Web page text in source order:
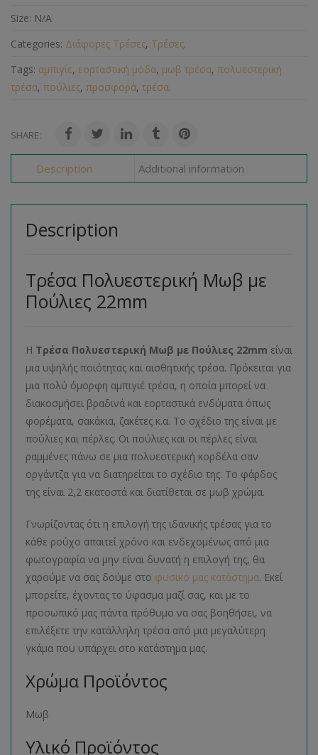
Size: N/A
Categories: Διάφορες Τρέσες, Τρέσες.
Tags: αμπιγίε, εορταστική μόδα, μωβ τρέσα, πολυεστερική
τρέσα, πούλιες, προσφορά, τρέσα.
SHARE:
Description Additional information
Description
Τρέσα Πολυεστερική Μωβ με
Πούλιες 22mm
Η Τρέσα Πολυεστερική Μωβ με Πούλιες 22mm είναι
μια υψηλής ποιότητας και αισθητικής τρέσα. Πρόκειται για
μια πολύ όμορφη αμπιγιέ τρέσα, η οποία μπορεί να
διακοσμήσει βραδινά και εορταστικά ενδύματα όπως
φορέματα, σακάκια, ζακέτες κ.α. Το σχέδιο της είναι με
πούλιες και πέρλες. Οι πούλιες και οι πέρλες είναι
ραμμένες πάνω σε μια πολυεστερική κορδέλα σαν
οργάντζα για να διατηρείται το σχέδιο της. Το φάρδος
της είναι 2,2 εκατοστά και διατίθεται σε μωβ χρώμα.
Γνωρίζοντας ότι η επιλογή της ιδανικής τρέσας για το
κάθε ρούχο απαιτεί χρόνο και ενδεχομένως από μια
φωτογραφία να μην είναι δυνατή η επιλογή της, θα
χαρούμε να σας δούμε στο φυσικό μας κατάστημα. Εκεί
μπορείτε, έχοντας το ύφασμα μαζί σας, και με το
προσωπικό μας πάντα πρόθυμο να σας βοηθήσει, να
επιλέξετε την κατάλληλη τρέσα από μια μεγαλύτερη
γκάμα που υπάρχει στο κατάστημα μας.
Χρώμα Προϊόντος
Μωβ
Υλικό Προϊόντος